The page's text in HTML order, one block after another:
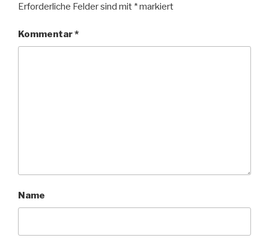
Erforderliche Felder sind mit *markiert
Kommentar*
Name